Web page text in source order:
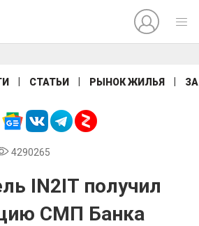
СТАТЬИ РЫНОК ЖИЛЬЯ
4290265
IN2IT получил
СМП Банка